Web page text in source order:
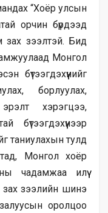
“Хоёр улсын
орчин бүрдээд
зах зээлтэй. Бид
Монгол
бүтээгдэхүүнийг
борлуулах,
хэрэгцээ,
бүтээгдэхүүнээр
таниулахын тулд
Монгол хоёр
чадамжаа илүү
зах зээлийн шинэ
оролцоо